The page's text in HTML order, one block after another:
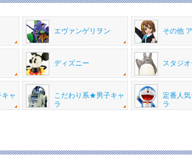
エヴァンゲリヲン その他
ディズニー スタジオ
ャ
こだわり系★男子キャ
ラ
定番人
ラ